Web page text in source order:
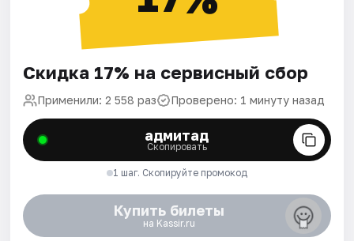
Скидка 17% на сервисный сбор
Применили: 2 558 раз Проверено: 1 минуту назад
адмитад
Скопировать
1 шаг. Скопируйте промокод
Купить билеты
на Kassir.ru